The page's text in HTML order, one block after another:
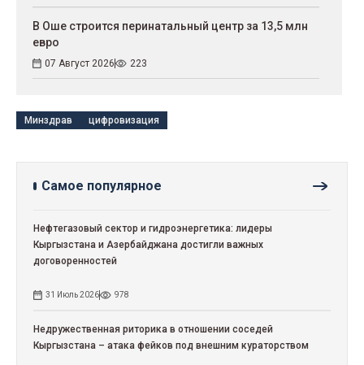
В Оше строится перинатальный центр за 13,5 млн
евро
07 Август 2026 223
Минздрав цифровизация
Самое популярное
Нефтегазовый сектор и гидроэнергетика: лидеры
Кыргызстана и Азербайджана достигли важных
договоренностей
31 Июль 2026 978
Недружественная риторика в отношении соседей
Кыргызстана – атака фейков под внешним кураторством